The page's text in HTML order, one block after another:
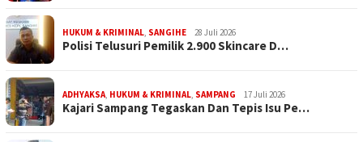
HUKUM & KRIMINAL SANGIHE 28 Juli 2026
Polisi Telusuri Pemilik 2.900 Skincare D…
ADHYAKSA HUKUM & KRIMINAL SAMPANG 17 Juli 2026
Kajari Sampang Tegaskan Dan Tepis Isu Pe…